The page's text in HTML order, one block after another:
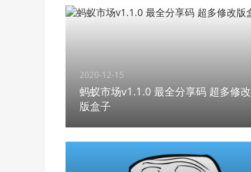
2020-12-15
蚂蚁市场v1.1.0 最全分享码 超多修改
版盒子